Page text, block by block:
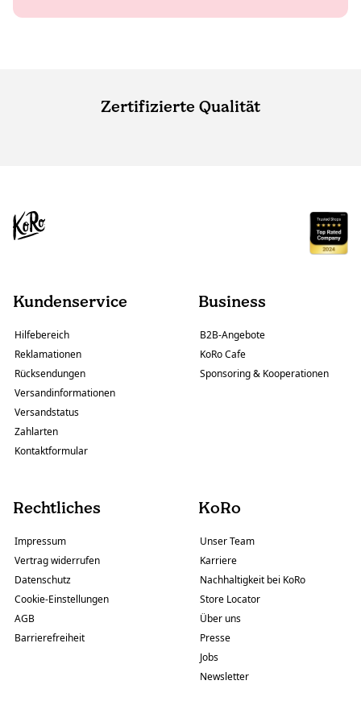
Zertifizierte Qualität
Kundenservice
Hilfebereich
Reklamationen
Rücksendungen
Versandinformationen
Versandstatus
Zahlarten
Kontaktformular
Business
B2B-Angebote
KoRo Cafe
Sponsoring & Kooperationen
Rechtliches
Impressum
Vertrag widerrufen
Datenschutz
Cookie-Einstellungen
AGB
Barrierefreiheit
KoRo
Unser Team
Karriere
Nachhaltigkeit bei KoRo
Store Locator
Über uns
Presse
Jobs
Newsletter